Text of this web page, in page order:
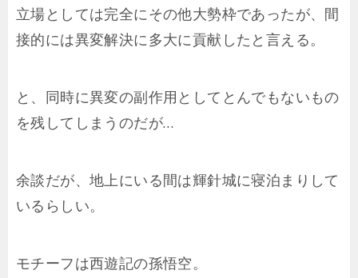
立場としては完全にその他大勢枠であったが、間
接的には異変解決に多大に貢献したと言える。
と、同時に異変の副作用としてとんでもないもの
を残してしまうのだが…
余談だが、地上にいる間は輝針城に寝泊まりして
いるらしい。
モチーフは西遊記の孫悟空。